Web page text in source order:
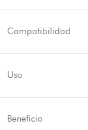
Compatibilidad
Uso
Beneficio